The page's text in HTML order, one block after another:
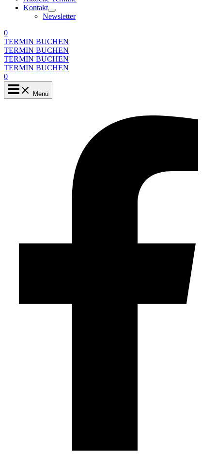
Kontakt
Newsletter
0
TERMIN BUCHEN
TERMIN BUCHEN
TERMIN BUCHEN
TERMIN BUCHEN
0
Menü